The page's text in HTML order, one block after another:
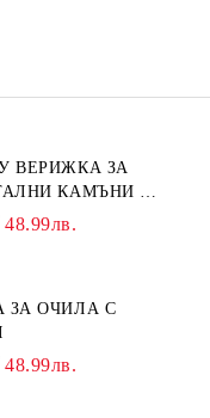
ВЕРИЖКА ЗА
КАМЪНИ И
48.99лв.
ЗА ОЧИЛА С
48.99лв.